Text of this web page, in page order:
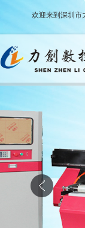
欢迎来到深圳市
广告刻字机
高速